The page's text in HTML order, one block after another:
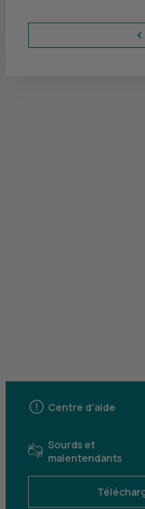
Centre d'aide
Sourds et
malentendants